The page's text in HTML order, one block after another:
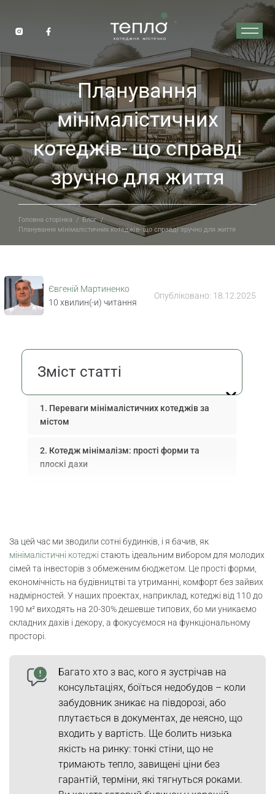
Планування
мінімалістичних
котеджів- що справді
зручно для життя
Головна сторінка / Блог /
Планування мінімалістичних котеджів- що справді зручно для життя
Євгеній Мартиненко
10 хвилин(-и) читання
Опубліковано: 18.12.2025
Зміст статті
Переваги мінімалістичних котеджів за
містом
Котедж мінімалізм: прості форми та
плоскі дахи
Дизайн мінімалізму будинок: інтер’єр і
екстер’єр
Як спланувати мінімалістичний котедж
Як обрати забудовника та оформити
розстрочку
Інженерні системи в мінімалістичних
котеджах
Системи опалення та вентиляції для
високого ROI
За цей час ми зводили сотні будинків, і я бачив, як
мінімалістичні котеджі стають ідеальним вибором для молодих
сімей та інвесторів з обмеженим бюджетом. Це прості форми,
економічність на будівництві та утриманні, комфорт без зайвих
надмірностей. У наших проектах, наприклад, котеджі від 110 до
190 м² виходять на 20-30% дешевше типових, бо ми уникаємо
складних дахів і декору, а фокусуємося на функціональному
просторі.
Багато хто з вас, кого я зустрічав на
консультаціях, боїться недобудов – коли
забудовник зникає на півдорозі, або
плутається в документах, де неясно, що
входить у вартість. Ще болить низька
якість на ринку: тонкі стіни, що не
тримають тепло, завищені ціни без
гарантій, терміни, які тягнуться роками.